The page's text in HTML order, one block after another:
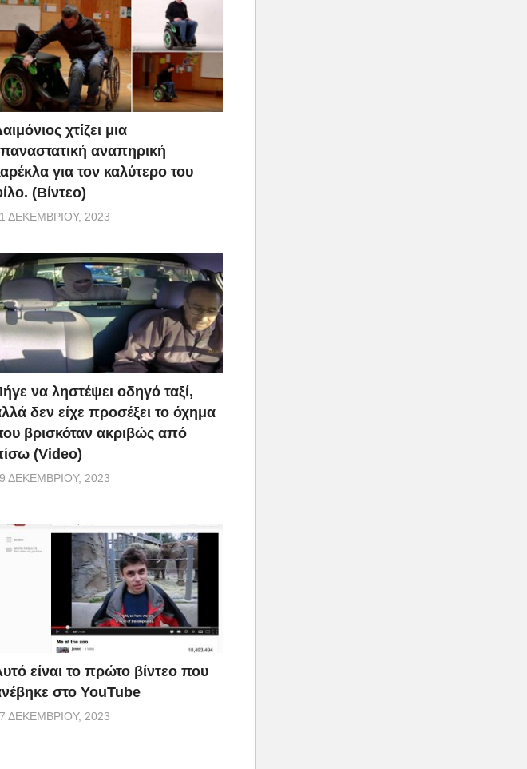
χτίζει μια
αναπηρική
για τον καλύτερο του
(Βίντεο)
ΔΕΚΕΜΒΡΊΟΥ, 2023
να ληστέψει οδηγό ταξί,
δεν είχε προσέξει το όχημα
βρισκόταν ακριβώς από
(Video)
ΔΕΚΕΜΒΡΊΟΥ, 2023
είναι το πρώτο βίντεο που
στο YouTube
ΔΕΚΕΜΒΡΊΟΥ, 2023